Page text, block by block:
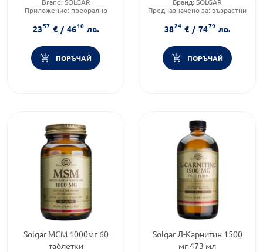
Brand: SOLGAR
Приложение: преорално
2357 € / 4610 лв.
ПОРЪЧАЙ
Бранд: SOLGAR
Предназначено за: възрастни
3824 € / 7479 лв.
ПОРЪЧАЙ
Solgar МСМ 1000мг 60
таблетки
Solgar Л-Карнитин 1500
мг 473 мл